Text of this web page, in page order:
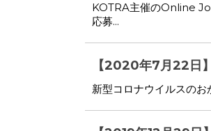
KOTRA主催のOnline
応募...
【2020年7月22日
新型コロナウイルスの